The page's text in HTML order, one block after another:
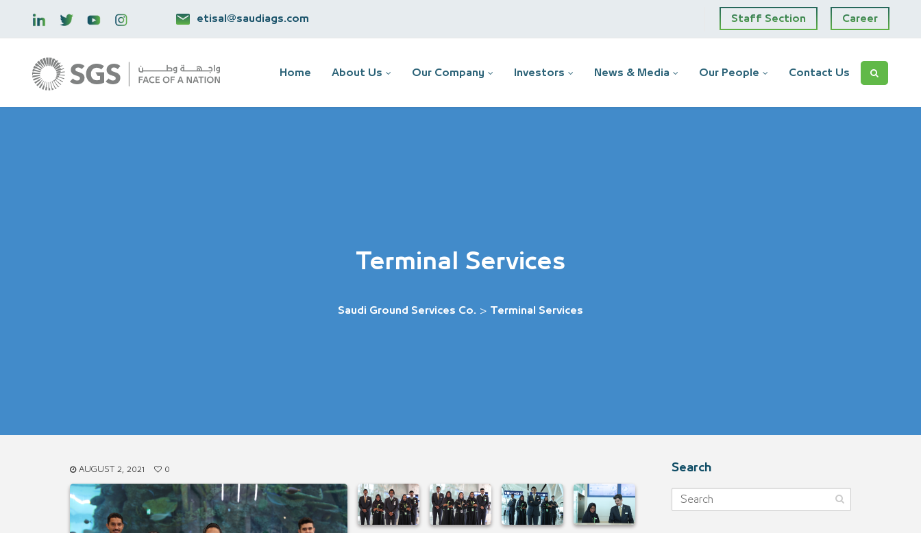
etisal@saudiags.com Staff Section Career
Home About Us Our Company Investors News & Media Our People Contact Us
Terminal Services
Saudi Ground Services Co. > Terminal Services
AUGUST 2, 2021 0 Search